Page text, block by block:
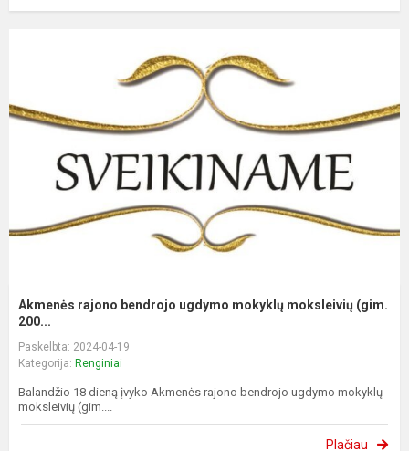
Akmenės rajono bendrojo ugdymo mokyklų moksleivių (gim.
200...
Paskelbta: 2024-04-19
Kategorija: Renginiai
Balandžio 18 dieną įvyko Akmenės rajono bendrojo ugdymo mokyklų
moksleivių (gim....
Plačiau